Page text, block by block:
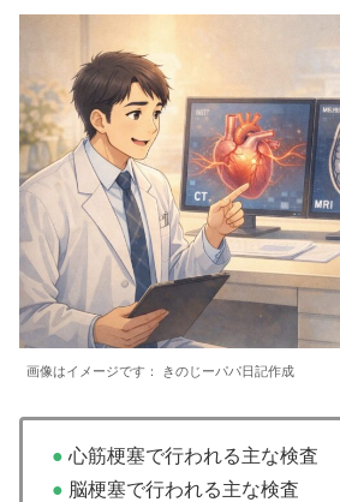
画像はイメージです： きのじーパパ日記作成
● 心筋梗塞で行われる主な検査
● 脳梗塞で行われる主な検査